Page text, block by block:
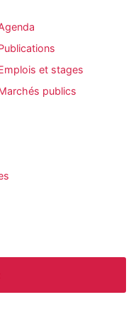
et stages
publics